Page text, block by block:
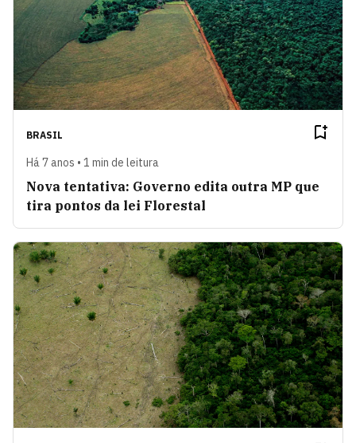
BRASIL
Há 7 anos • 1 min de leitura
Nova tentativa: Governo edita outra MP que
tira pontos da lei Florestal